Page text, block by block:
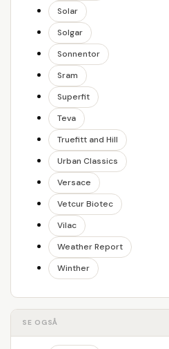
Solar
Solgar
Sonnentor
Sram
Superfit
Teva
Truefitt and Hill
Urban Classics
Versace
Vetcur Biotec
Vilac
Weather Report
Winther
SE OGSÅ